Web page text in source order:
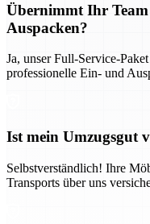
Übernimmt Ihr
Auspacken?
Ja, unser Full-Service-
professionelle Ein- und
Ist mein Umzugsgut
Selbstverständlich! Ihre
Transports über uns